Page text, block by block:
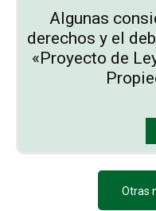
Algunas
derechos y el
«Proyecto de
Otras